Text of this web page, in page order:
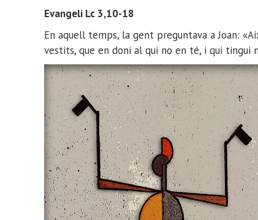
Evangeli Lc 3,10-18
En aquell temps, la gent preguntava a Joan:
vestits, que en doni al qui no en té, i qui